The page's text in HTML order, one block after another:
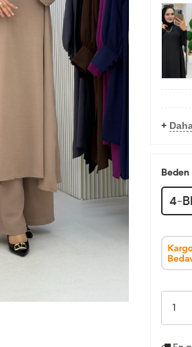
+
Beden
4-